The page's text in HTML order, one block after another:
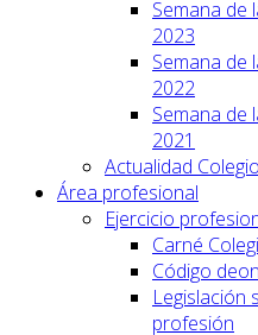
Semana de
2023
Semana de
2022
Semana de
2021
Actualidad
Área profesional
Ejercicio
Carné
Código
Legislación
profesión